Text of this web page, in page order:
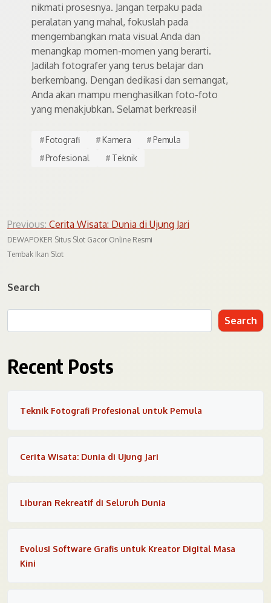
nikmati prosesnya. Jangan terpaku pada
peralatan yang mahal, fokuslah pada
mengembangkan mata visual Anda dan
menangkap momen-momen yang berarti.
Jadilah fotografer yang terus belajar dan
berkembang. Dengan dedikasi dan semangat,
Anda akan mampu menghasilkan foto-foto
yang menakjubkan. Selamat berkreasi!
#Fotografi #Kamera #Pemula
#Profesional # Teknik
Post
navigation
Previous: Cerita Wisata: Dunia di Ujung Jari
DEWAPOKER Situs Slot Gacor Online Resmi
Tembak Ikan Slot
Search
Search
Recent Posts
Teknik Fotografi Profesional untuk Pemula
Cerita Wisata: Dunia di Ujung Jari
Liburan Rekreatif di Seluruh Dunia
Evolusi Software Grafis untuk Kreator Digital Masa
Kini